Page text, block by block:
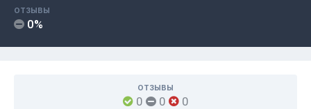
ОТЗЫВЫ
0%
ОТЗЫВЫ
0 0 0